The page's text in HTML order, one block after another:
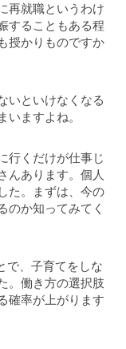
再就職というわけ
することもある程
授かりものですか
いといけなくなる
ますよね。
行くだけが仕事じ
んあります。個人
た。まずは、今の
のか知ってみてく
で、子育てをしな
。働き方の選択肢
確率が上がります